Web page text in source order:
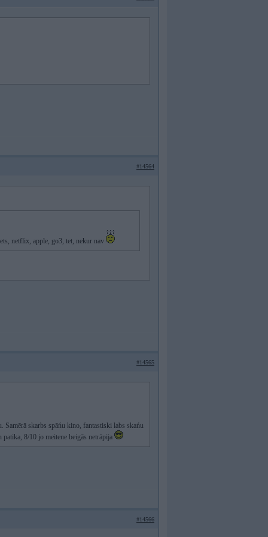
#14564
netflix, apple, go3, tet, nekur nav
#14565
skarbs spāńu kino, fantastiski labs skańu
patika, 8/10 jo meitene beigās netrāpija
#14566